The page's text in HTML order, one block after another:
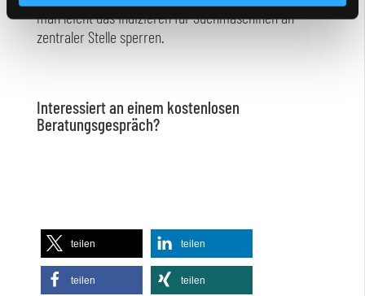
man leicht das Indizieren für Suchmaschinen an
zentraler Stelle sperren.
Interessiert an einem kostenlosen
Beratungsgespräch?
teilen teilen
teilen teilen